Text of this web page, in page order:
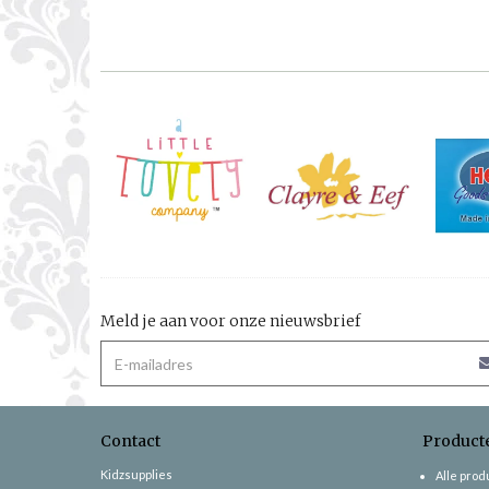
Meld je aan voor onze nieuwsbrief
Contact
Kidzsupplies Alle